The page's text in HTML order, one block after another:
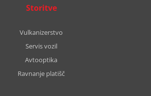
Storitve
Vulkanizerstvo
Servis vozil
Avtooptika
Ravnanje platišč